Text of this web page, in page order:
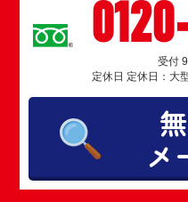
受付
定休日 定休日：大
メ